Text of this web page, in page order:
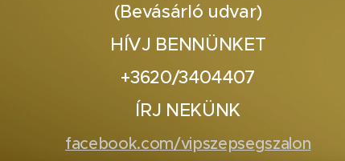
(Bevásárló udvar)
HÍVJ BENNÜNKET
+3620/3404407
ÍRJ NEKÜNK
facebook.com/vipszepsegszalon